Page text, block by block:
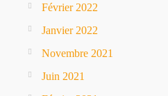
Février 2022
Janvier 2022
Novembre 2021
Juin 2021